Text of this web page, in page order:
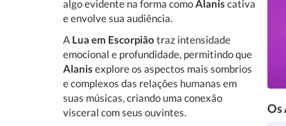
algo evidente na forma comoAlanis cativa
e envolve sua audiência.
A Lua em Escorpião traz intensidade
emocional e profundidade, permitindo que
Alanis explore os aspectos mais sombrios
e complexos das relações humanas em
suas músicas, criando uma conexão
visceral com seus ouvintes.
Os